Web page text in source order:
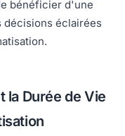
bénéficier d'une
décisions éclairées
la Durée de Vie